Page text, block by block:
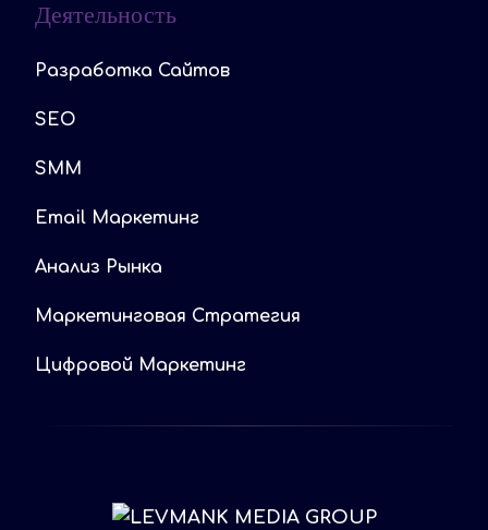
Деятельность
Разработка Сайтов
SEO
SMM
Email Маркетинг
Анализ Рынка
Маркетинговая Стратегия
Цифровой Маркетинг